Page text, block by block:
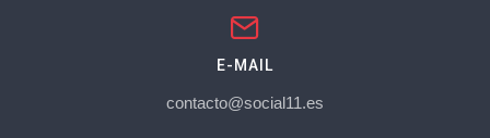
E-MAIL
contacto@social11.es